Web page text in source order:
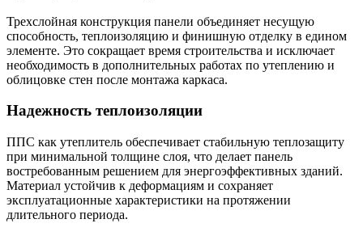
Трехслойная конструкция панели объединяет несущую
способность, теплоизоляцию и финишную отделку в едином
элементе. Это сокращает время строительства и исключает
необходимость в дополнительных работах по утеплению и
облицовке стен после монтажа каркаса.
Надежность теплоизоляции
ППС как утеплитель обеспечивает стабильную теплозащиту
при минимальной толщине слоя, что делает панель
востребованным решением для энергоэффективных зданий.
Материал устойчив к деформациям и сохраняет
эксплуатационные характеристики на протяжении
длительного периода.